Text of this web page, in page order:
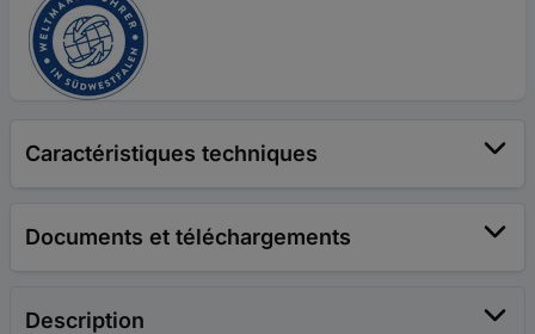
Caractéristiques techniques
Documents et téléchargements
Description